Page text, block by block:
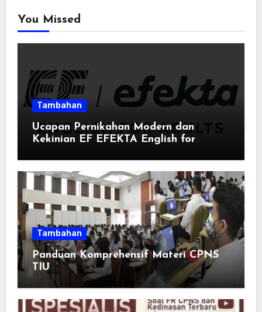
You Missed
Tambahan
Ucapan Pernikahan Modern dan
Kekinian EF EFEKTA English for
Momen Spesial Semakin Berarti
Tambahan
Panduan Komprehensif Materi CPNS
TIU